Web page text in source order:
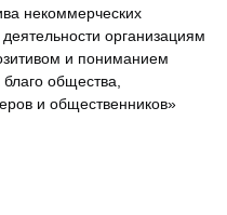
некоммерческих
организациям
и пониманием
общества,
и общественников»